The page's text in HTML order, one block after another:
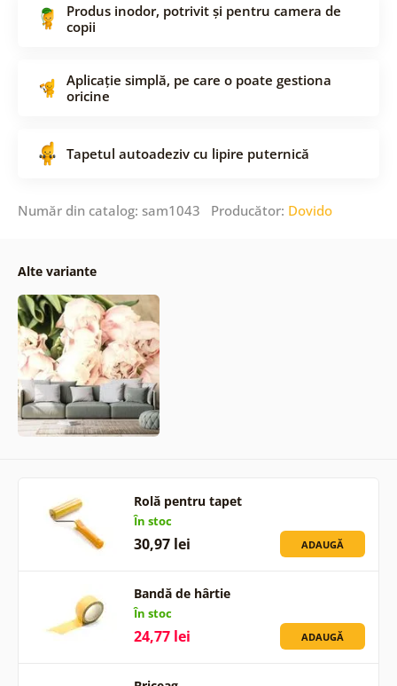
Produs inodor, potrivit și pentru camera de
copii
Aplicație simplă, pe care o poate gestiona
oricine
Tapetul autoadeziv cu lipire puternică
Număr din catalog: sam1043 Producător: Dovido
Alte variante
Rolă pentru tapet
În stoc
30,97 lei ADAUGĂ
Bandă de hârtie
În stoc
24,77 lei ADAUGĂ